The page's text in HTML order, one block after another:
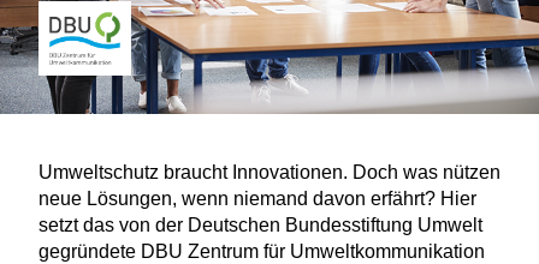
Umweltschutz braucht Innovationen. Doch was nützen
neue Lösungen, wenn niemand davon erfährt? Hier
setzt das von der Deutschen Bundesstiftung Umwelt
gegründete DBU Zentrum für Umweltkommunikation